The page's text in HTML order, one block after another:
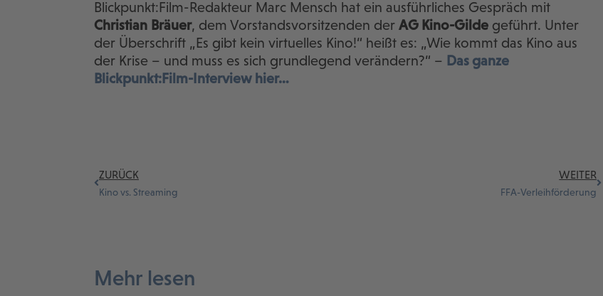
Blickpunkt:Film-Redakteur Marc Mensch hat ein ausführliches Gespräch mit
Christian Bräuer, dem Vorstandsvorsitzenden der AG Kino-Gilde geführt. Unter
der Überschrift „Es gibt kein virtuelles Kino!“ heißt es: „Wie kommt das Kino aus
der Krise – und muss es sich grundlegend verändern?“ – Das ganze
Blickpunkt:Film-Interview hier…
ZURÜCK
Kino vs. Streaming
WEITER
FFA-Verleihförderung
Mehr lesen